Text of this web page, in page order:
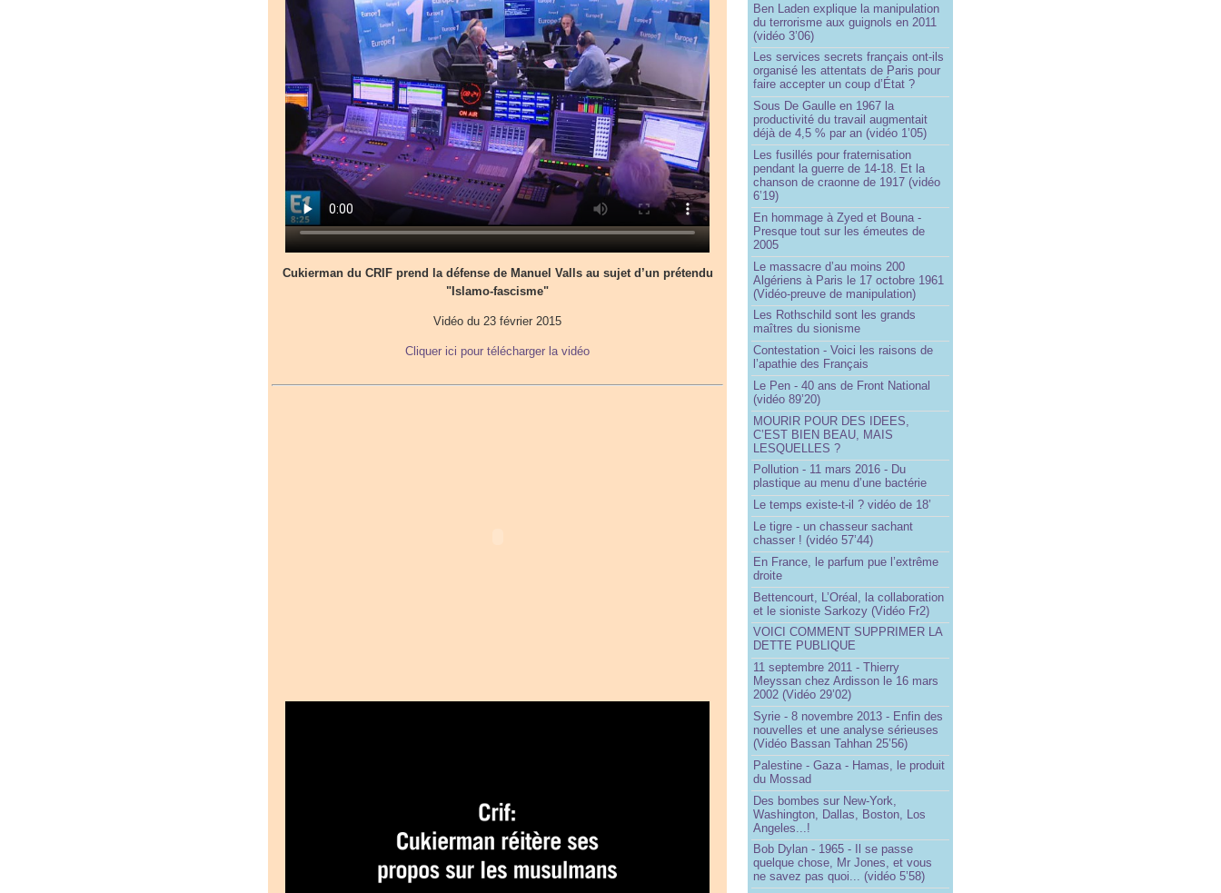
Cukierman du CRIF prend la défense de Manuel Valls au sujet d’un prétendu
"Islamo-fascisme"
Vidéo du 23 février 2015
Cliquer ici pour télécharger la vidéo
Ben Laden explique la manipulation
du terrorisme aux guignols en 2011
(vidéo 3’06)
Les services secrets français ont-ils
organisé les attentats de Paris pour
faire accepter un coup d’État ?
Sous De Gaulle en 1967 la
productivité du travail augmentait
déjà de 4,5 % par an (vidéo 1’05)
Les fusillés pour fraternisation
pendant la guerre de 14-18. Et la
chanson de craonne de 1917 (vidéo
6’19)
En hommage à Zyed et Bouna -
Presque tout sur les émeutes de
2005
Le massacre d’au moins 200
Algériens à Paris le 17 octobre 1961
(Vidéo-preuve de manipulation)
Les Rothschild sont les grands
maîtres du sionisme
Contestation - Voici les raisons de
l’apathie des Français
Le Pen - 40 ans de Front National
(vidéo 89’20)
MOURIR POUR DES IDEES,
C’EST BIEN BEAU, MAIS
LESQUELLES ?
Pollution - 11 mars 2016 - Du
plastique au menu d’une bactérie
Le temps existe-t-il ? vidéo de 18’
Le tigre - un chasseur sachant
chasser ! (vidéo 57’44)
En France, le parfum pue l’extrême
droite
Bettencourt, L’Oréal, la collaboration
et le sioniste Sarkozy (Vidéo Fr2)
VOICI COMMENT SUPPRIMER LA
DETTE PUBLIQUE
11 septembre 2011 - Thierry
Meyssan chez Ardisson le 16 mars
2002 (Vidéo 29’02)
Syrie - 8 novembre 2013 - Enfin des
nouvelles et une analyse sérieuses
(Vidéo Bassan Tahhan 25’56)
Palestine - Gaza - Hamas, le produit
du Mossad
Des bombes sur New-York,
Washington, Dallas, Boston, Los
Angeles...!
Bob Dylan - 1965 - Il se passe
quelque chose, Mr Jones, et vous
ne savez pas quoi... (vidéo 5’58)